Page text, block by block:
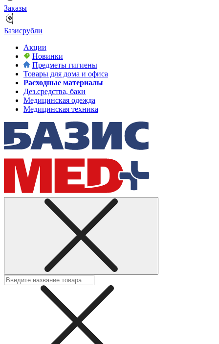
Заказы
Базисрубли
Акции
Новинки
Предметы гигиены
Товары для дома и офиса
Расходные материалы
Дез.средства, баки
Медицинская одежда
Медицинская техника